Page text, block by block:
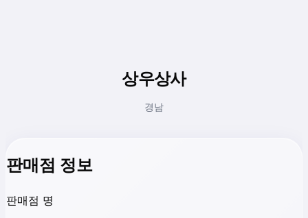
상우상사
경남
판매점 정보
판매점 명